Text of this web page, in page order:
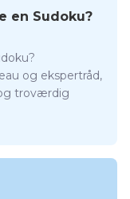
en Sudoku?
og ekspertråd,
troværdig